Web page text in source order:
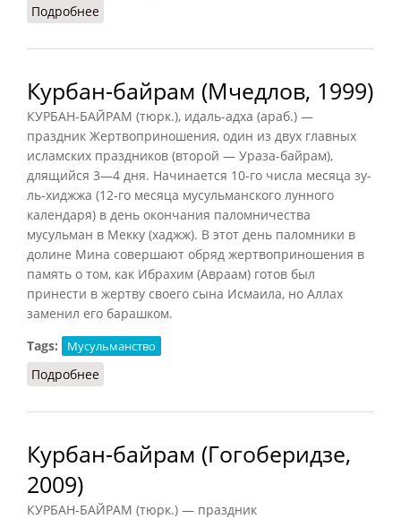
Подробнее
Курбан-байрам (Мчедлов, 1999)
КУРБАН-БАЙРАМ (тюрк.), идаль-адха (араб.) —
праздник Жертвоприношения, один из двух главных
исламских праздников (второй — Ураза-байрам),
длящийся 3—4 дня. Начинается 10-го числа месяца зу-
ль-хиджжа (12-го месяца мусульманского лунного
календаря) в день окончания паломничества
мусульман в Мекку (хаджж). В этот день паломники в
долине Мина совершают обряд жертвоприношения в
память о том, как Ибрахим (Авраам) готов был
принести в жертву своего сына Исмаила, но Аллах
заменил его барашком.
Tags:
Мусульманство
Подробнее
Курбан-байрам (Гогоберидзе,
2009)
КУРБАН-БАЙРАМ (тюрк.) — праздник